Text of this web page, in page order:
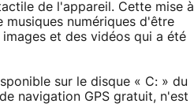
de l'appareil. Cette mise à
numériques d'être
et des vidéos qui a été
sur le disque « C: » du
navigation GPS gratuit, n'est